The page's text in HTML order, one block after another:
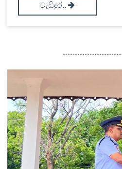
වැඩිදුර..